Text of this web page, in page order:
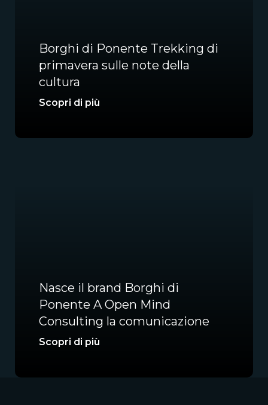
Borghi di Ponente Trekking di
primavera sulle note della
cultura
Scopri di più
Nasce il brand Borghi di
Ponente A Open Mind
Consulting la comunicazione
Scopri di più